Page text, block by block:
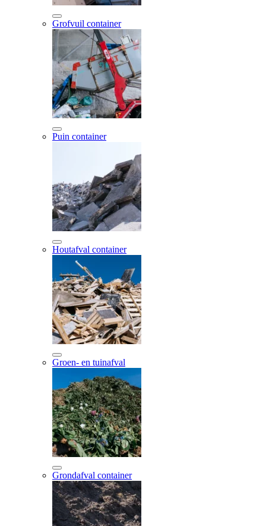
Grofvuil container
Puin container
Houtafval container
Groen- en tuinafval
Grondafval container